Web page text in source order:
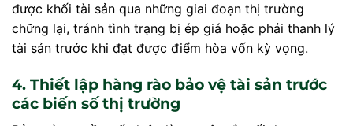
được khối tài sản qua những giai đoạn thị trường
chững lại, tránh tình trạng bị ép giá hoặc phải thanh lý
tài sản trước khi đạt được điểm hòa vốn kỳ vọng.
4. Thiết lập hàng rào bảo vệ tài sản trước
các biến số thị trường